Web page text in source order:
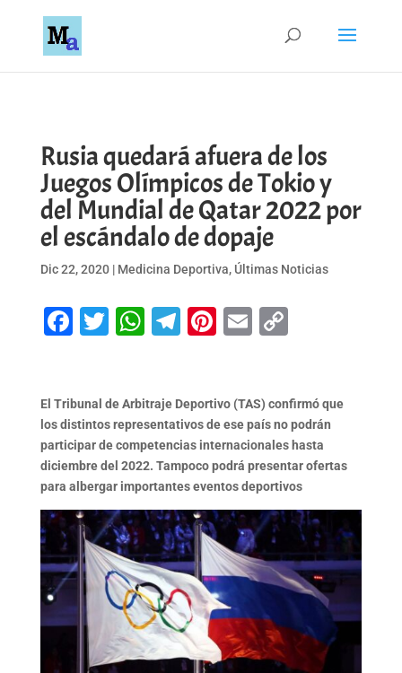
Rusia quedará afuera de los
Juegos Olímpicos de Tokio y
del Mundial de Qatar 2022 por
el escándalo de dopaje
Dic 22, 2020| Medicina Deportiva, Últimas Noticias
Facebook
Twitter
WhatsApp
Telegram
Pinterest
EmailCopy
El Tribunal de Arbitraje Deportivo (TAS) confirmó que
los distintos representativos de ese país no podrán
participar de competencias internacionales hasta
diciembre del 2022. Tampoco podrá presentar ofertas
para albergar importantes eventos deportivos